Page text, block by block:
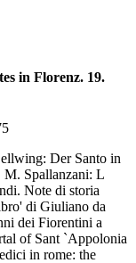
in Florenz. 19.
Der Santo in
M. Spallanzani: L
Note di storia
di Giuliano da
dei Fiorentini a
of Sant `Appolonia
in rome: the